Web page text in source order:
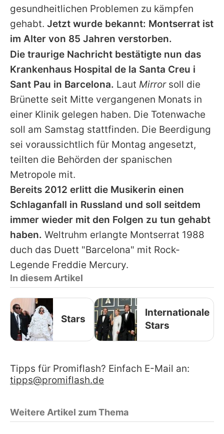
gesundheitlichen Problemen zu kämpfen
gehabt. Jetzt wurde bekannt: Montserrat ist
im Alter von 85 Jahren verstorben.
Die traurige Nachricht bestätigte nun das
Krankenhaus Hospital de la Santa Creu i
Sant Pau in Barcelona. Laut Mirrorsoll die
Brünette seit Mitte vergangenen Monats in
einer Klinik gelegen haben. Die Totenwache
soll am Samstag stattfinden. Die Beerdigung
sei voraussichtlich für Montag angesetzt,
teilten die Behörden der spanischen
Metropole mit.
Bereits 2012 erlitt die Musikerin einen
Schlaganfall in Russland und soll seitdem
immer wieder mit den Folgen zu tun gehabt
haben. Weltruhm erlangte Montserrat 1988
duch das Duett "Barcelona" mit Rock-
Legende Freddie Mercury.
In diesem Artikel
Stars
Internationale
Stars
Tipps für Promiflash? Einfach E-Mail an:
tipps@promiflash.de
Weitere Artikel zum Thema